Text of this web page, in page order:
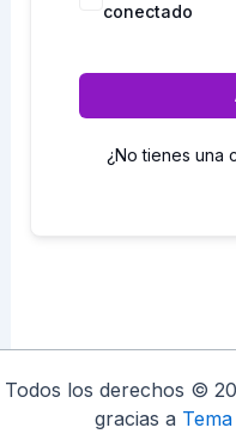
conectado
¿No tienes una
Todos los derechos ©
gracias a